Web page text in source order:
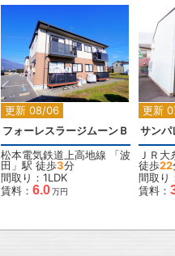
更新 08/06
2
フォーレスラージムーンＢ
松本電気鉄道上高地線 「波
田 」駅 徒歩3分
間取り：1LDK
賃料： 6.0万円
更新
サン
ＪＲ大
徒歩22
間取り
賃料：